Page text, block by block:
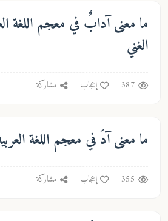
ما معنىآدابٌفي معجم اللغة
الغني
387 إعجاب مشاركة
ما معنىآدَفي معجم اللغة
355 إعجاب مشاركة